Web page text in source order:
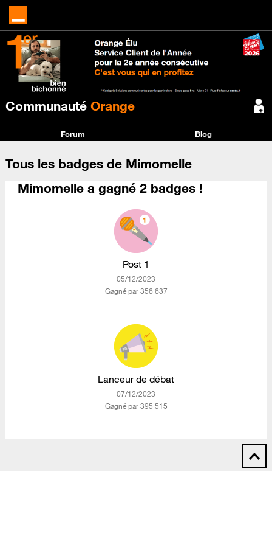
Communauté Orange
Forum Blog
Tous les badges de Mimomelle
Mimomelle a gagné 2 badges !
Post 1
‎05/12/2023
Gagné par 356 637
Lanceur de débat
‎07/12/2023
Gagné par 395 515